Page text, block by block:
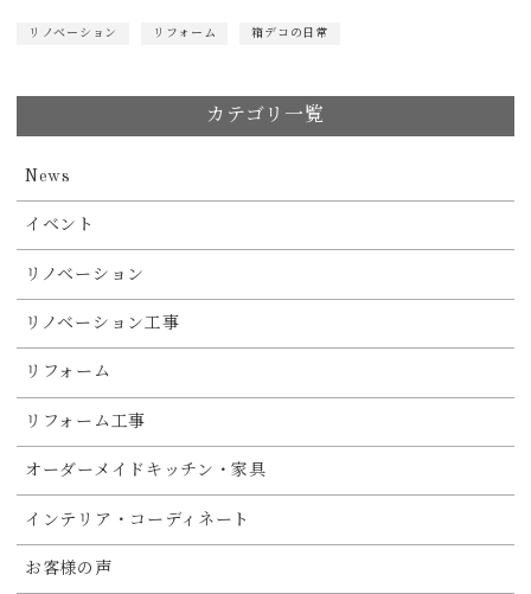
リノベーション リフォーム 箱デコの日常
カテゴリ一覧
News
イベント
リノベーション
リノベーション工事
リフォーム
リフォーム工事
オーダーメイドキッチン・家具
インテリア・コーディネート
お客様の声